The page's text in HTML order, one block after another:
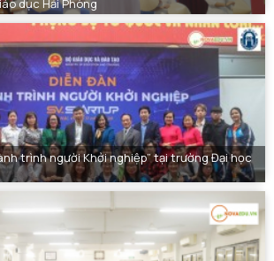
dục Hải Phòng
trình người Khởi nghiệp” tại trường Đại học